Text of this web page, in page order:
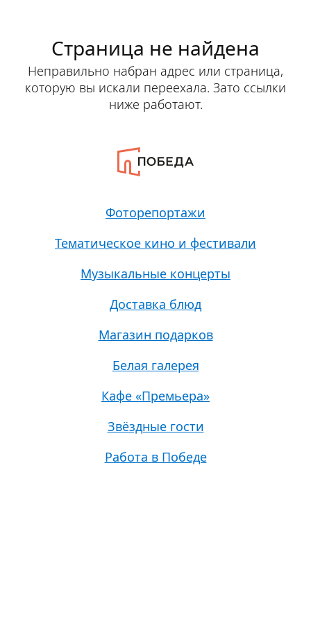
Страница не найдена
Неправильно набран адрес или страница,
которую вы искали переехала. Зато ссылки
ниже работают.
Фоторепортажи
Тематическое кино и фестивали
Музыкальные концерты
Доставка блюд
Магазин подарков
Белая галерея
Кафе «Премьера»
Звёздные гости
Работа в Победе